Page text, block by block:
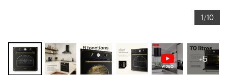
1/10
+5